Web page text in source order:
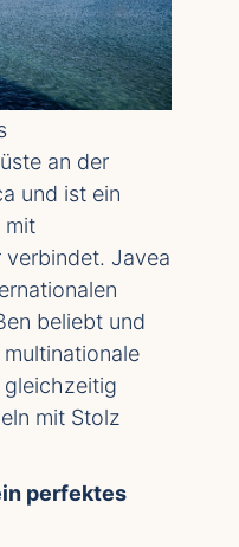
an der
und ist ein
mit
Javea
beliebt und
gleichzeitig
mit Stolz
perfektes